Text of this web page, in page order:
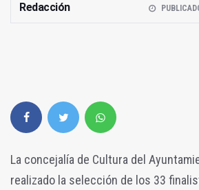
Redacción
La concejalía de Cultura del
realizado la selección de los 33